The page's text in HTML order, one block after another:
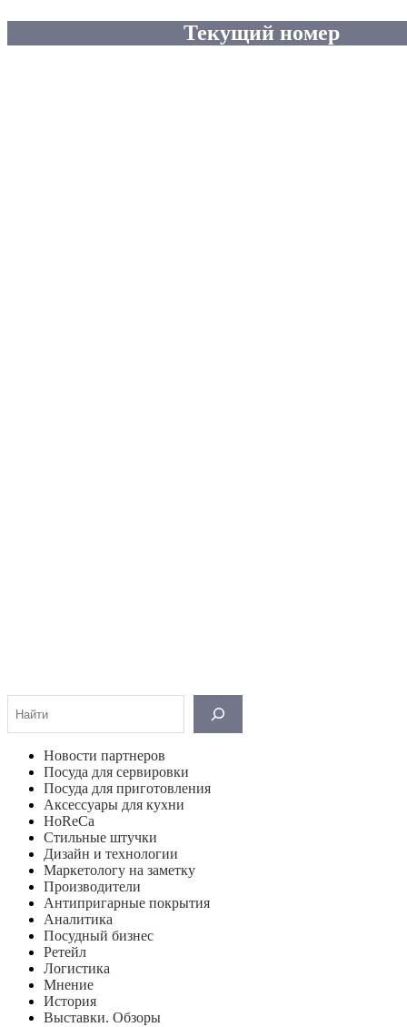
Текущий номер
Новости партнеров
Посуда для сервировки
Посуда для приготовления
Аксессуары для кухни
HoReCa
Стильные штучки
Дизайн и технологии
Маркетологу на заметку
Производители
Антипригарные покрытия
Аналитика
Посудный бизнес
Ретейл
Логистика
Мнение
История
Выставки. Обзоры